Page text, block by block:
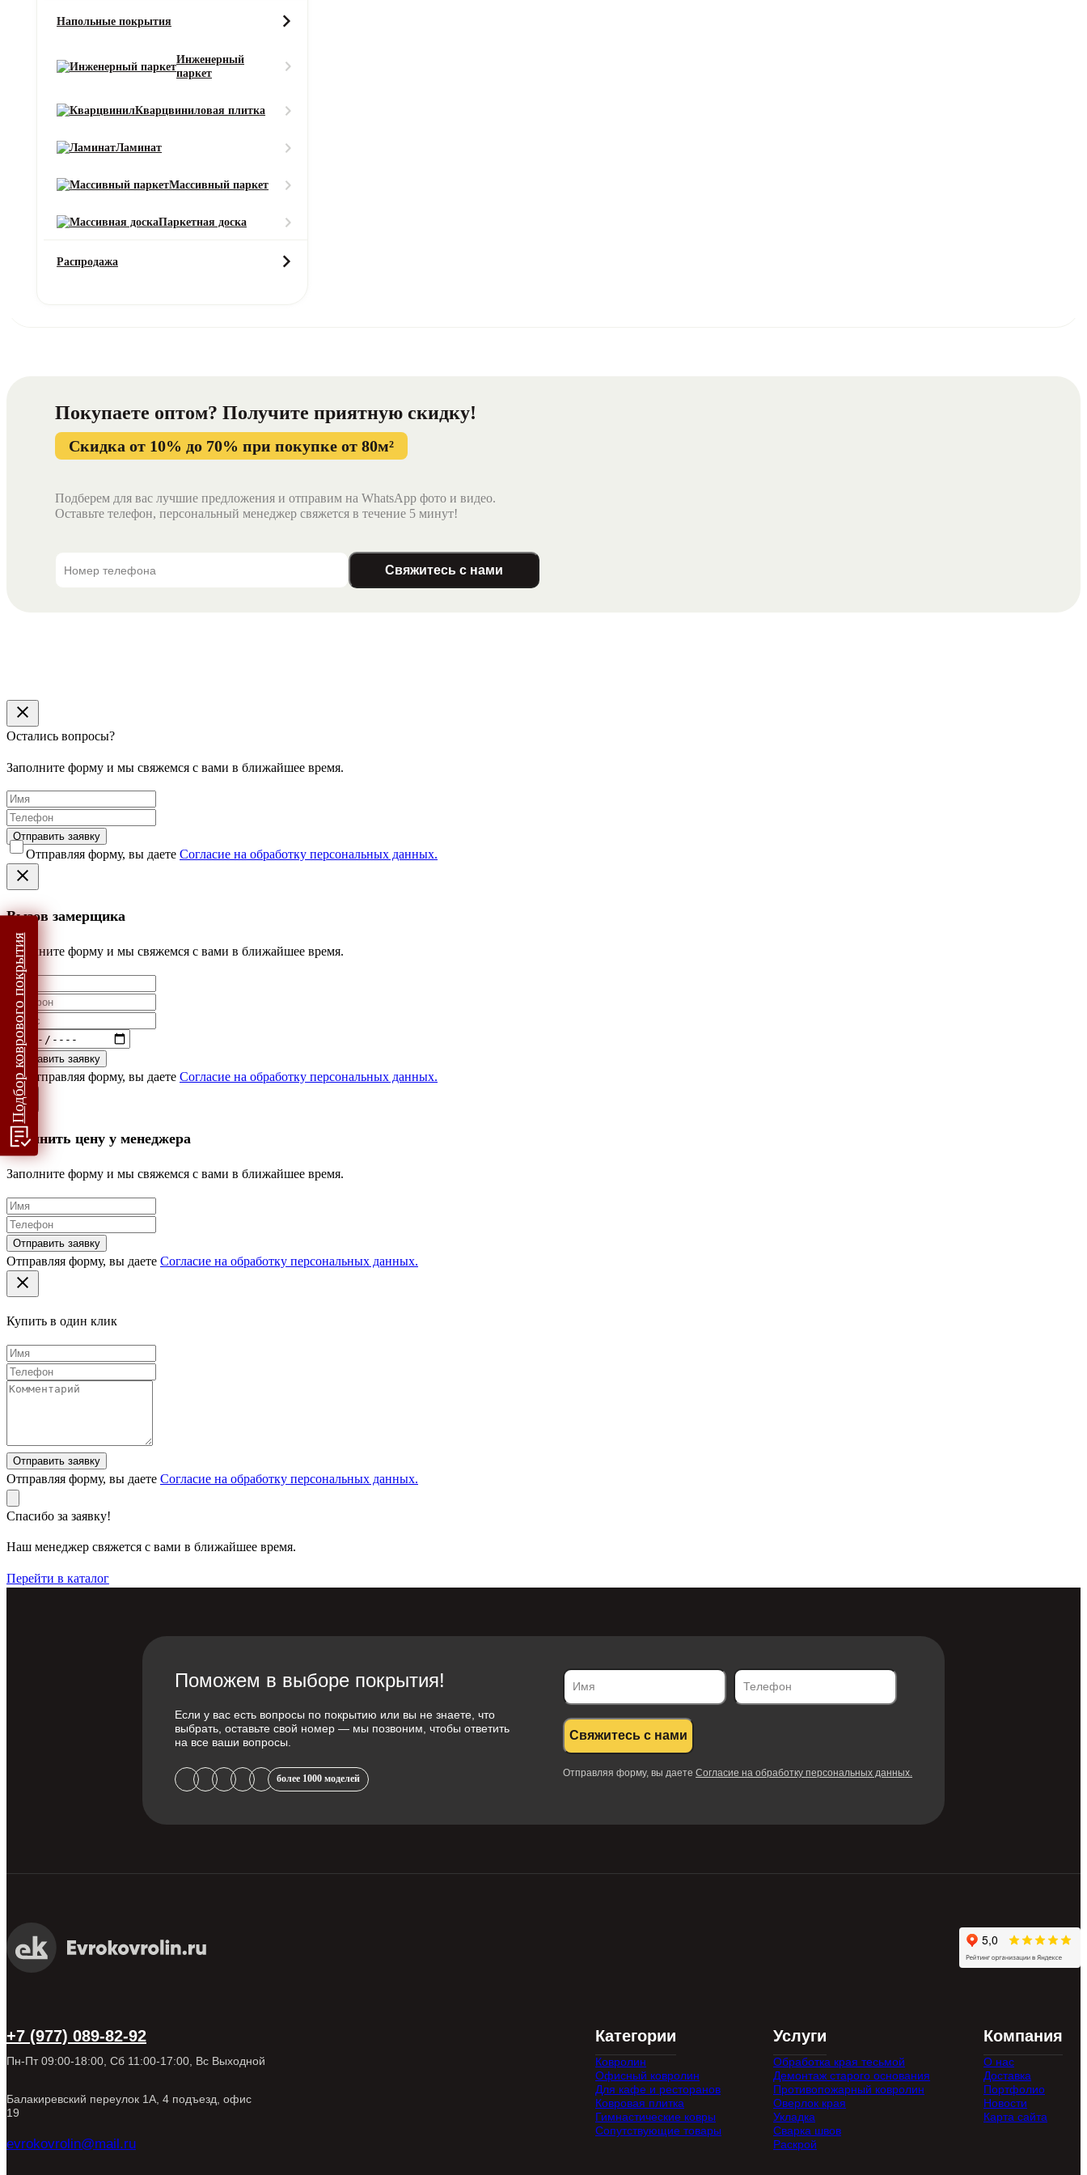
Напольные покрытия
Инженерный
паркет
Кварцвиниловая плитка
Ламинат
Массивный паркет
Паркетная доска
Распродажа
Подбор коврового покрытия
Характеристики
Характеристики товара
Класс эксплуатации
Коллекция
Покупаете оптом? Получите приятную скидку!
Скидка от 10% до 70% при покупке от 80м²
Подберем для вас лучшие предложения и отправим на WhatsApp фото и видео.
Оставьте телефон, персональный менеджер свяжется в течение 5 минут!
Свяжитесь с нами
Остались вопросы?
Заполните форму и мы свяжемся с вами в ближайшее время.
Отправить заявку
Отправляя форму, вы даете Согласие на обработку персональных данных.
Вызов замерщика
Заполните форму и мы свяжемся с вами в ближайшее время.
Отправить заявку
Отправляя форму, вы даете Согласие на обработку персональных данных.
Уточнить цену у менеджера
Заполните форму и мы свяжемся с вами в ближайшее время.
Отправить заявку
Отправляя форму, вы даете Согласие на обработку персональных данных.
Купить в один клик
Отправить заявку
Отправляя форму, вы даете Согласие на обработку персональных данных.
Спасибо за заявку!
Наш менеджер свяжется с вами в ближайшее время.
Перейти в каталог
Поможем в выборе покрытия!
Если у вас есть вопросы по покрытию или вы не знаете, что
выбрать, оставьте свой номер — мы позвоним, чтобы ответить
на все ваши вопросы.
более 1000 моделей
Свяжитесь с нами
Отправляя форму, вы даете Согласие на обработку персональных данных.
+7 (977) 089-82-92
Пн-Пт 09:00-18:00, Сб 11:00-17:00, Вс Выходной
Балакиревский переулок 1А, 4 подъезд, офис
19
evrokovrolin@mail.ru
Категории
Ковролин
Офисный ковролин
Для кафе и ресторанов
Ковровая плитка
Гимнастические ковры
Сопутствующие товары
Услуги
Обработка края тесьмой
Демонтаж старого основания
Противопожарный ковролин
Оверлок края
Укладка
Сварка швов
Раскрой
Компания
О нас
Доставка
Портфолио
Новости
Карта сайта